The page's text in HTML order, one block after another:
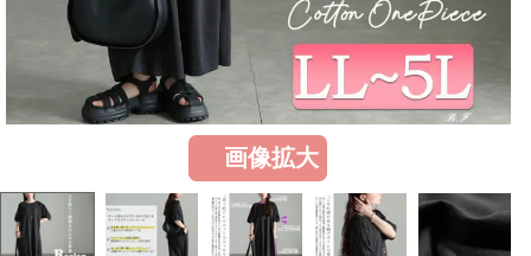
画像拡大